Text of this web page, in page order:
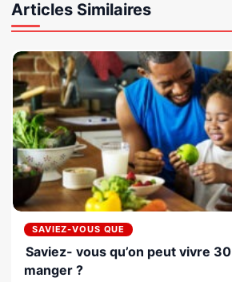
Articles Similaires
SAVIEZ-VOUS QUE
Saviez- vous qu’on peut vivre
manger ?